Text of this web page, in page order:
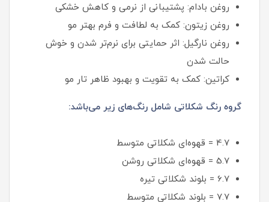
روغن بادام: پشتیبانی از نرمی و کاهش خشکی
روغن زیتون: کمک به لطافت و فرم بهتر مو
روغن نارگیل: اثر حمایتی برای نرم‌تر شدن و خوش‌
حالت شدن
کراتین: کمک به تقویت و بهبود ظاهر تار مو
گروه رنگ شکلاتی شامل رنگ‌های زیر می‌باشد:
4.7 = قهوه‌ای شکلاتی متوسط
5.7 = قهوه‌ای شکلاتی روشن
6.7 = بلوند شکلاتی تیره
7.7 = بلوند شکلاتی متوسط